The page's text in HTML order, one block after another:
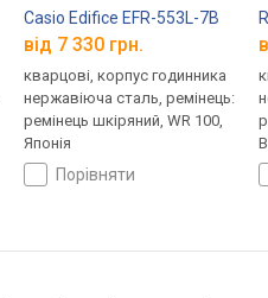
Casio Edifice EFR-553L-7B
від 7 330 грн.
кварцові, корпус годинника
нержавіюча сталь, ремінець:
ремінець шкіряний, WR 100,
Японія
порівняти